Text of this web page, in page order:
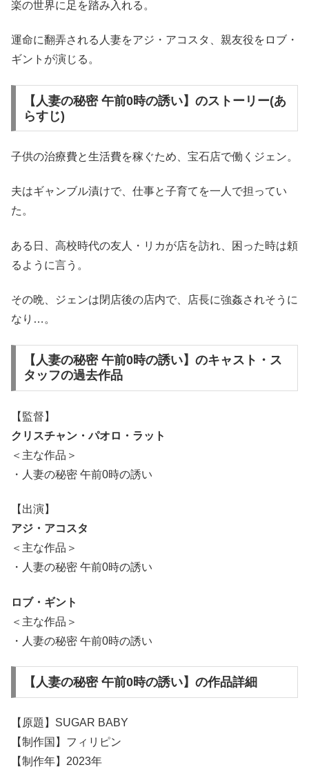
楽の世界に足を踏み入れる。
運命に翻弄される人妻をアジ・アコスタ、親友役をロブ・
ギントが演じる。
【人妻の秘密 午前0時の誘い】のストーリー(あ
らすじ)
子供の治療費と生活費を稼ぐため、宝石店で働くジェン。
夫はギャンブル漬けで、仕事と子育てを一人で担ってい
た。
ある日、高校時代の友人・リカが店を訪れ、困った時は頼
るように言う。
その晩、ジェンは閉店後の店内で、店長に強姦されそうに
なり…。
【人妻の秘密 午前0時の誘い】のキャスト・ス
タッフの過去作品
【監督】
クリスチャン・パオロ・ラット
＜主な作品＞
・人妻の秘密 午前0時の誘い
【出演】
アジ・アコスタ
＜主な作品＞
・人妻の秘密 午前0時の誘い
ロブ・ギント
＜主な作品＞
・人妻の秘密 午前0時の誘い
【人妻の秘密 午前0時の誘い】の作品詳細
【原題】SUGAR BABY
【制作国】フィリピン
【制作年】2023年